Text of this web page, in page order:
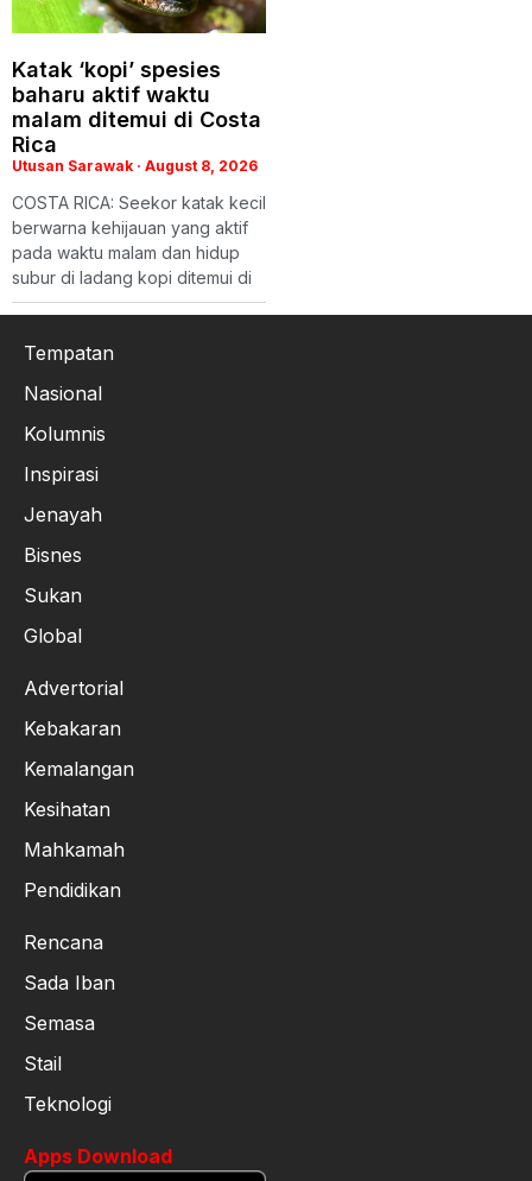
Katak ‘kopi’ spesies
baharu aktif waktu
malam ditemui di Costa
Rica
Utusan Sarawak August 8, 2026
COSTA RICA: Seekor katak kecil
berwarna kehijauan yang aktif
pada waktu malam dan hidup
subur di ladang kopi ditemui di
Tempatan
Nasional
Kolumnis
Inspirasi
Jenayah
Bisnes
Sukan
Global
Advertorial
Kebakaran
Kemalangan
Kesihatan
Mahkamah
Pendidikan
Rencana
Sada Iban
Semasa
Stail
Teknologi
Apps Download